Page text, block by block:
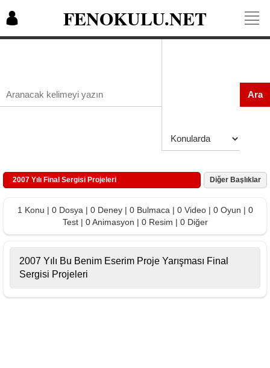
FENOKULU.NET
Ara
2007 Yılı Final Sergisi Projeleri Diğer Başlıklar
1 Konu | 0 Dosya | 0 Deney | 0 Bulmaca | 0 Video | 0 Oyun | 0
Test | 0 Animasyon | 0 Resim | 0 Diğer
2007 Yılı Bu Benim Eserim Proje Yarışması Final
Sergisi Projeleri